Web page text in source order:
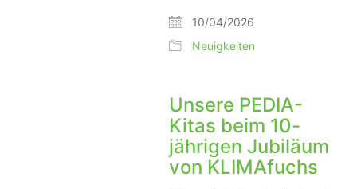
10/04/2026
Neuigkeiten
Unsere PEDIA-
Kitas beim 10-
jährigen Jubiläum
von KLIMAfuchs